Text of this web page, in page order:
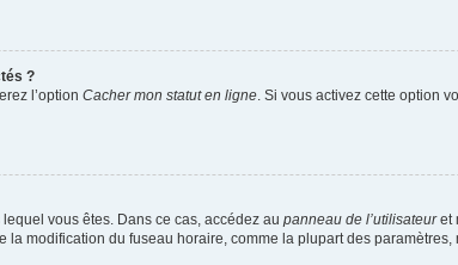
?
l’option Cacher mon statut en ligne . Si vous activez cette option
vous êtes. Dans ce cas, accédez au panneau de l’utilisateuret
modification du fuseau horaire, comme la plupart des